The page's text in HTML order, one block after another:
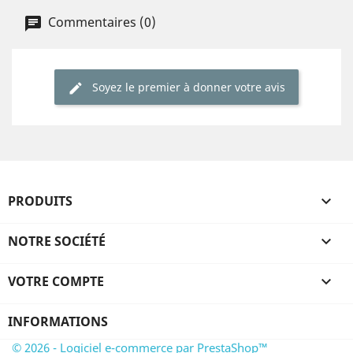
Commentaires (0)
Soyez le premier à donner votre avis
PRODUITS 
NOTRE SOCIÉTÉ 
VOTRE COMPTE 
INFORMATIONS
© 2026 - Logiciel e-commerce par PrestaShop™